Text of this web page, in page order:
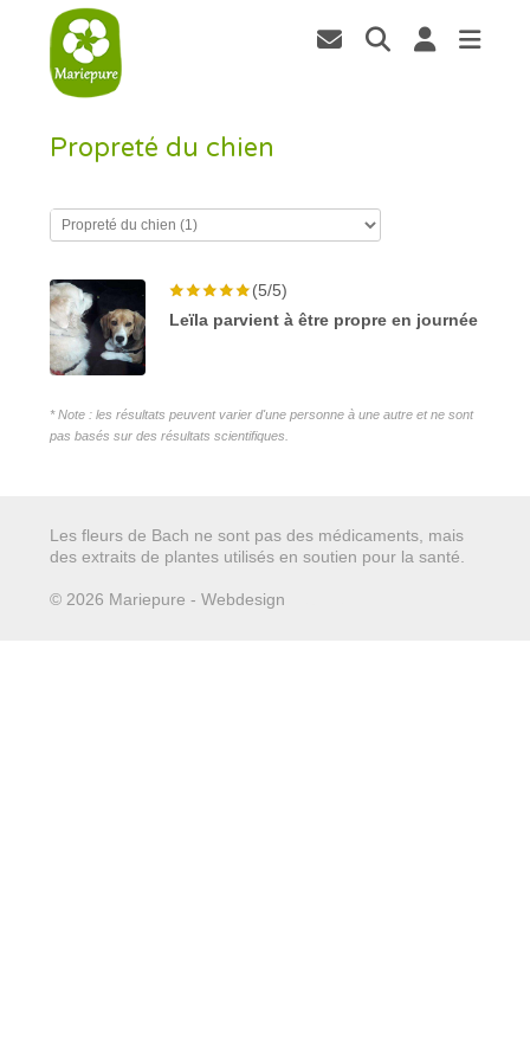
Propreté du chien
(5/5)
Leïla parvient à être propre en journée
* Note : les résultats peuvent varier d'une personne à une autre et ne sont
pas basés sur des résultats scientifiques.
Les fleurs de Bach ne sont pas des médicaments, mais
des extraits de plantes utilisés en soutien pour la santé.
© 2026 Mariepure - Webdesign